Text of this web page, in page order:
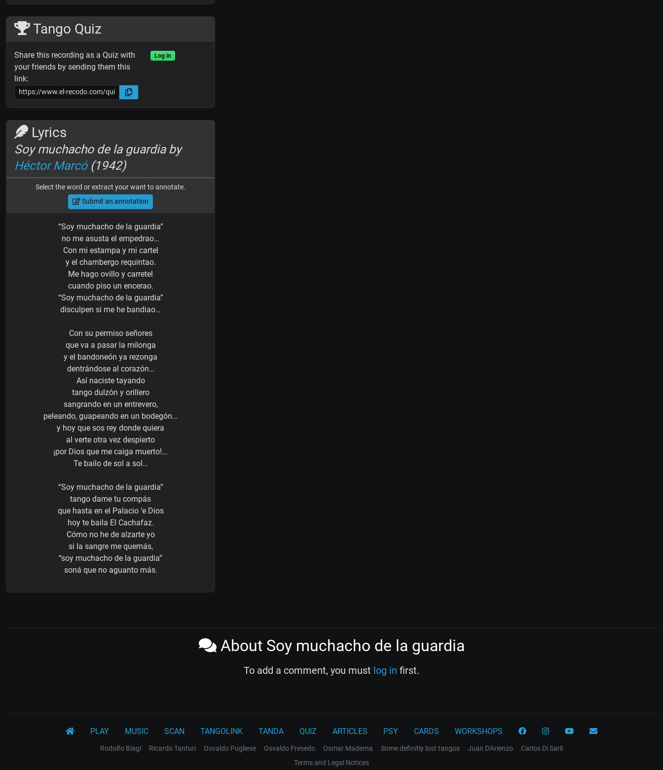
Tango Quiz
Share this recording as a Quiz with
your friends by sending them this
link:
Log in
Lyrics
Soy muchacho de la guardia by
Héctor Marcó(1942)
Select the word or extract your want to annotate.
Submit an annotation
“Soy muchacho de la guardia”
no me asusta el empedrao…
Con mi estampa y mi cartel
y el chambergo requintao.
Me hago ovillo y carretel
cuando piso un encerao.
“Soy muchacho de la guardia”
disculpen si me he bandiao…
Con su permiso señores
que va a pasar la milonga
y el bandoneón ya rezonga
dentrándose al corazón…
Así naciste tayando
tango dulzón y orillero
sangrando en un entrevero,
peleando, guapeando en un bodegón…
y hoy que sos rey donde quiera
al verte otra vez despierto
¡por Dios que me caiga muerto!...
Te bailo de sol a sol…
“Soy muchacho de la guardia”
tango dame tu compás
que hasta en el Palacio ‘e Dios
hoy te baila El Cachafaz.
Cómo no he de alzarte yo
si la sangre me quemás,
“soy muchacho de la guardia”
soná que no aguanto más.
About Soy muchacho de la guardia
To add a comment, you must log in first.
PLAY MUSIC SCAN TANGOLINK TANDA QUIZ ARTICLES PSY CARDS WORKSHOPS
Rodolfo Biagi Ricardo Tanturi Osvaldo Pugliese Osvaldo Fresedo Osmar Maderna Some definitly lost tangos Juan D'Arienzo
Carlos Di Sarli
Terms and Legal Notices